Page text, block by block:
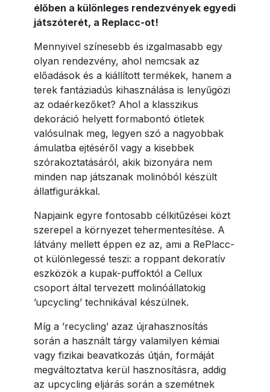
élőben a különleges rendezvények egyedi
játszóterét, a Replacc-ot!
Mennyivel színesebb és izgalmasabb egy
olyan rendezvény, ahol nemcsak az
előadások és a kiállított termékek, hanem a
terek fantáziadús kihasználása is lenyűgözi
az odaérkezőket? Ahol a klasszikus
dekoráció helyett formabontó ötletek
valósulnak meg, legyen szó a nagyobbak
ámulatba ejtéséről vagy a kisebbek
szórakoztatásáról, akik bizonyára nem
minden nap játszanak molinóból készült
állatfigurákkal.
Napjaink egyre fontosabb célkitűzései közt
szerepel a környezet tehermentesítése. A
látvány mellett éppen ez az, ami a RePlacc-
ot különlegessé teszi: a roppant dekoratív
eszközök a kupak-puffoktól a Cellux
csoport által tervezett molinóállatokig
’upcycling’ technikával készülnek.
Míg a ’recycling’ azaz újrahasznosítás
során a használt tárgy valamilyen kémiai
vagy fizikai beavatkozás útján, formáját
megváltoztatva kerül hasznosításra, addig
az upcycling eljárás során a szemétnek